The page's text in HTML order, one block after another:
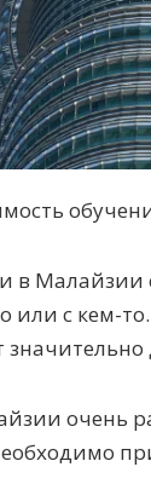
в Малайзии
или с кем-
очень